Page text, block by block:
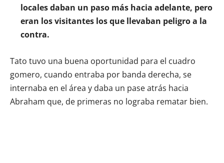
locales daban un paso más hacia adelante, pero
eran los visitantes los que llevaban peligro a la
contra.
Tato tuvo una buena oportunidad para el cuadro
gomero, cuando entraba por banda derecha, se
internaba en el área y daba un pase atrás hacia
Abraham que, de primeras no lograba rematar bien.